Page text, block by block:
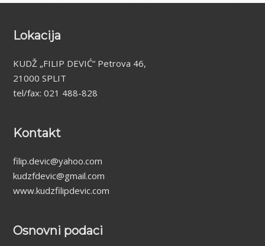
Footer
Lokacija
KUDŽ „FILIP DEVIĆ“ Petrova 46,
21000 SPLIT
tel/fax: 021 488-828
Kontakt
filip.devic@yahoo.com
kudzfdevic@gmail.com
www.kudzfilipdevic.com
Osnovni podaci